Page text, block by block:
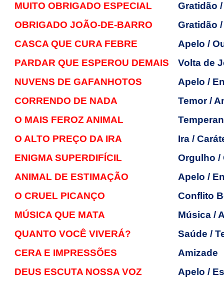
MUITO OBRIGADO ESPECIAL
Gratidão
OBRIGADO JOÃO-DE-BARRO
Gratidão
CASCA QUE CURA FEBRE
Apelo /
PARDAR QUE ESPEROU DEMAIS
Volta de
NUVENS DE GAFANHOTOS
Apelo /
CORRENDO DE NADA
Temor /
O MAIS FEROZ ANIMAL
O ALTO PREÇO DA IRA
Ira /
ENIGMA SUPERDIFÍCIL
Orgulho /
ANIMAL DE ESTIMAÇÃO
Apelo /
O CRUEL PICANÇO
Conflito
MÚSICA QUE MATA
Música /
QUANTO VOCÊ VIVERÁ?
Saúde /
CERA E IMPRESSÕES
Amizade
DEUS ESCUTA NOSSA VOZ
Apelo /